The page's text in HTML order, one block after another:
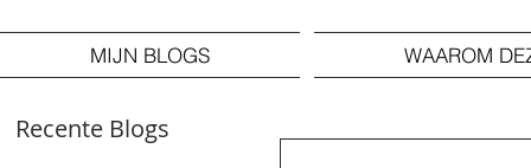
MIJN BLOGS WAAROM
Recente Blogs